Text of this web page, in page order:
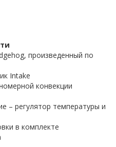
произведенный по
Intake
конвекции
– регулятор температуры и
в комплекте